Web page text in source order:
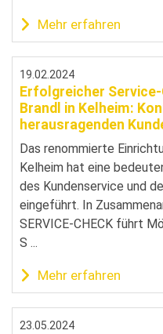
Mehr erfahren
19.02.2024
Erfolgreicher
Brandl in Kelheim:
herausragenden
Das renommierte
Kelheim hat eine
des Kundenservice und
eingeführt. In
SERVICE-CHECK führt
S ...
Mehr erfahren
23.05.2024